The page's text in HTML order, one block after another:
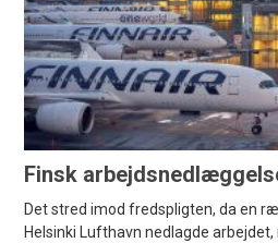
Finsk
Det stred imod fredspligten, da en
Helsinki Lufthavn nedlagde